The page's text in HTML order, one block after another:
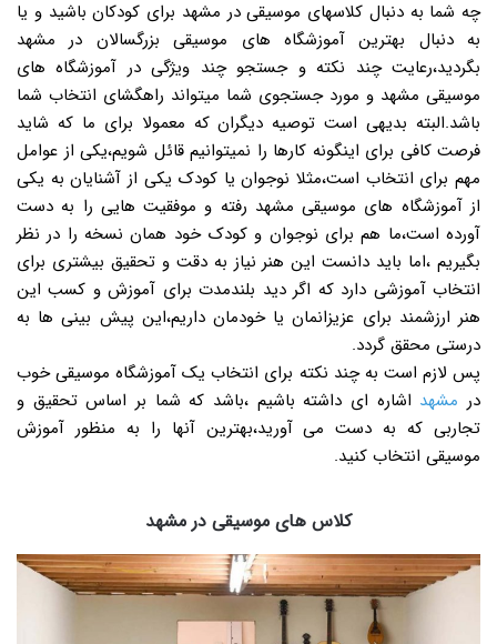
چه شما به دنبال کلاسهای موسیقی در مشهد برای کودکان باشید و یا
به دنبال بهترین آموزشگاه های موسیقی بزرگسالان در مشهد
بگردید،رعایت چند نکته و جستجو چند ویژگی در آموزشگاه های
موسیقی مشهد و مورد جستجوی شما میتواند راهگشای انتخاب شما
باشد.البته بدیهی است توصیه دیگران که معمولا برای ما که شاید
فرصت کافی برای اینگونه کارها را نمیتوانیم قائل شویم،یکی از عوامل
مهم برای انتخاب است،مثلا نوجوان یا کودک یکی از آشنایان به یکی
از آموزشگاه های موسیقی مشهد رفته و موفقیت هایی را به دست
آورده است،ما هم برای نوجوان و کودک خود همان نسخه را در نظر
بگیریم ،اما باید دانست این هنر نیاز به دقت و تحقیق بیشتری برای
انتخاب آموزشی دارد که اگر دید بلندمدت برای آموزش و کسب این
هنر ارزشمند برای عزیزانمان یا خودمان داریم،این پیش بینی ها به
درستی محقق گردد.
پس لازم است به چند نکته برای انتخاب یک آموزشگاه موسیقی خوب
در مشهد اشاره ای داشته باشیم ،باشد که شما بر اساس تحقیق و
تجاربی که به دست می آورید،بهترین آنها را به منظور آموزش
موسیقی انتخاب کنید.
کلاس های موسیقی در مشهد